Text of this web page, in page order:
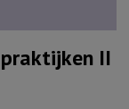
II